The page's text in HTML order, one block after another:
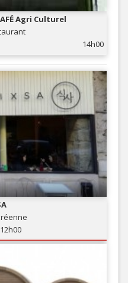
Agri Culturel
14h00